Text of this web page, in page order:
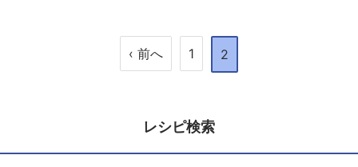
‹ 前へ 1 2
レシピ検索